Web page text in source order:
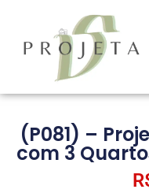
(P081) –
com 3